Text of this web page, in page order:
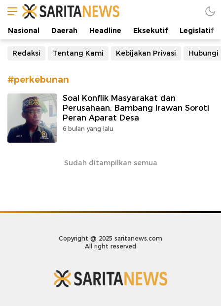
Manifestasi Arus Kebenaran
Nasional Daerah Headline Eksekutif Legislatif
Redaksi Tentang Kami Kebijakan Privasi Hubungi
#perkebunan
Soal Konflik Masyarakat dan
Perusahaan, Bambang Irawan Soroti
Peran Aparat Desa
6 bulan yang lalu
Sudah ditampilkan semua
Copyright @ 2025 saritanews.com
All right reserved